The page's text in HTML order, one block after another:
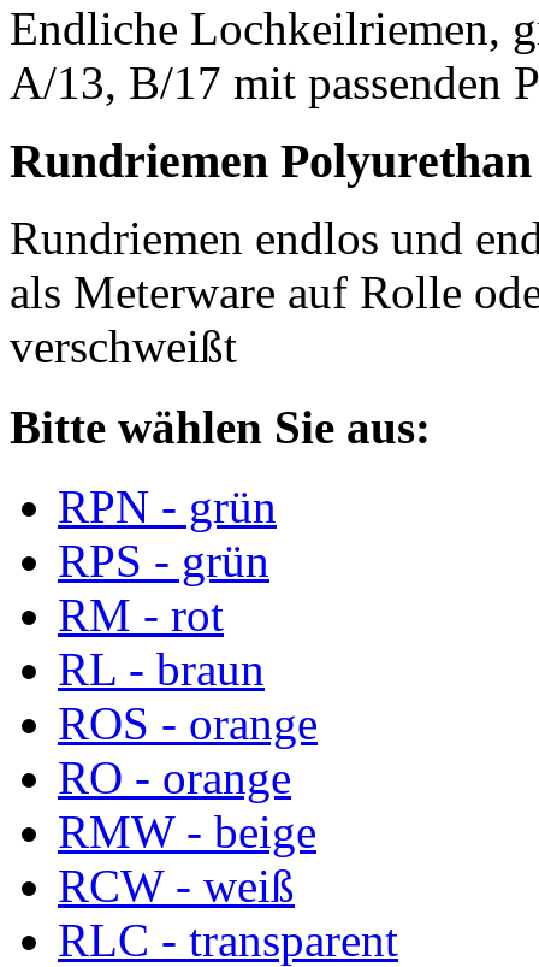
Endliche Lochkeilriemen,
A/13, B/17 mit passenden
Rundriemen Polyurethan
Rundriemen endlos und
als Meterware auf Rolle
verschweißt
Bitte wählen Sie aus:
RPN - grün
RPS - grün
RM - rot
RL - braun
ROS - orange
RO - orange
RMW - beige
RCW - weiß
RLC - transparent